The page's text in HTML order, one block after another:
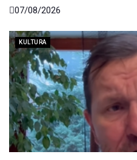
07/08/2026
KULTURA